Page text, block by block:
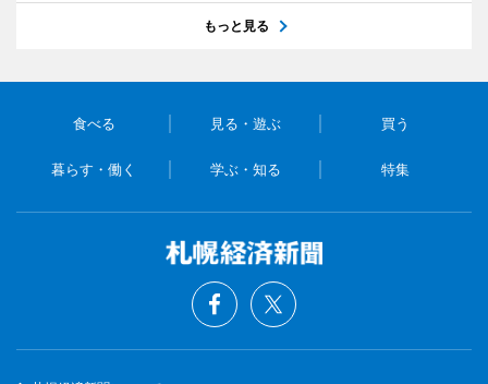
もっと見る
食べる 見る・遊ぶ 買う
暮らす・働く 学ぶ・知る 特集